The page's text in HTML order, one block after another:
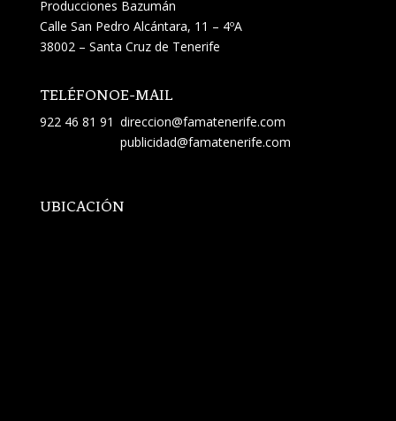
Producciones Bazumán
Calle San Pedro Alcántara, 11 – 4ºA
38002 – Santa Cruz de Tenerife
TELÉFONO
922 46 81 91
E-MAIL
direccion@famatenerife.com
publicidad@famatenerife.com
UBICACIÓN